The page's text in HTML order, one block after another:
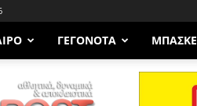
ΓΕΓΟΝΌΤΑ